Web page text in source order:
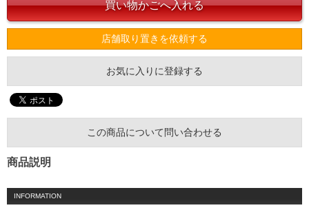
店舗取り置きを依頼する
お気に入りに登録する
この商品について問い合わせる
商品説明
INFORMATION